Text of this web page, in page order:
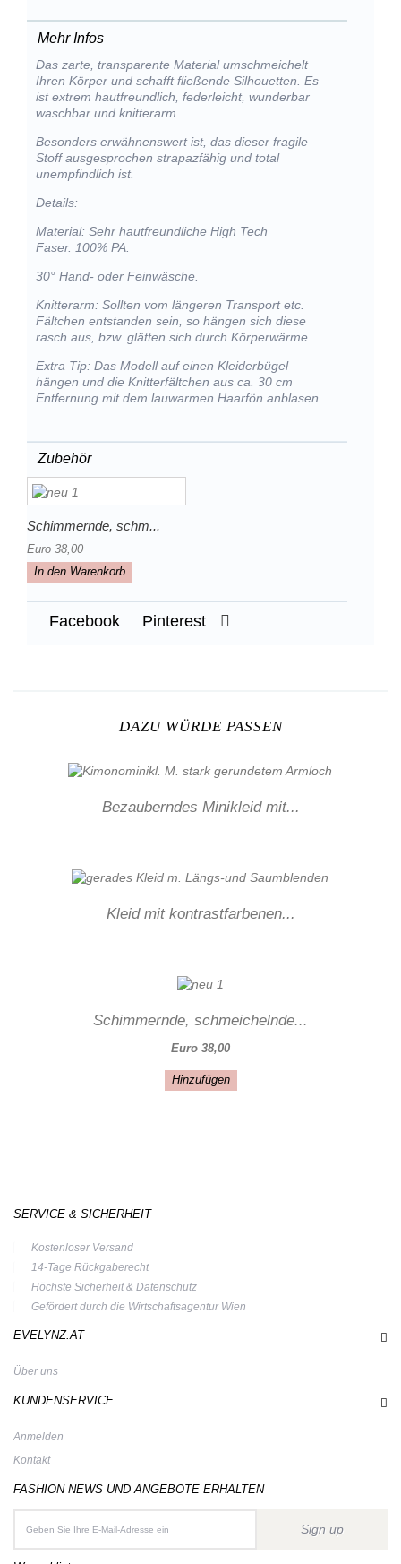
Mehr Infos
Das zarte, transparente Material umschmeichelt
Ihren Körper und schafft fließende Silhouetten. Es
ist extrem hautfreundlich, federleicht, wunderbar
waschbar und knitterarm.
Besonders erwähnenswert ist, das dieser fragile
Stoff ausgesprochen strapazfähig und total
unempfindlich ist.
Details:
Material: Sehr hautfreundliche High Tech
Faser. 100% PA.
30° Hand- oder Feinwäsche.
Knitterarm: Sollten vom längeren Transport etc.
Fältchen entstanden sein, so hängen sich diese
rasch aus, bzw. glätten sich durch Körperwärme.
Extra Tip: Das Modell auf einen Kleiderbügel
hängen und die Knitterfältchen aus ca. 30 cm
Entfernung mit dem lauwarmen Haarfön anblasen.
Zubehör
Schimmernde, schm...
Euro 38,00
In den Warenkorb
Facebook Pinterest
DAZU WÜRDE PASSEN
Bezauberndes Minikleid mit...
Kleid mit kontrastfarbenen...
Schimmernde, schmeichelnde...
Euro 38,00
Hinzufügen
SERVICE & SICHERHEIT
Kostenloser Versand
14-Tage Rückgaberecht
Höchste Sicherheit & Datenschutz
Gefördert durch die Wirtschaftsagentur Wien
EVELYNZ.AT
Über uns
KUNDENSERVICE
Anmelden
Kontakt
FASHION NEWS UND ANGEBOTE ERHALTEN
Sign up